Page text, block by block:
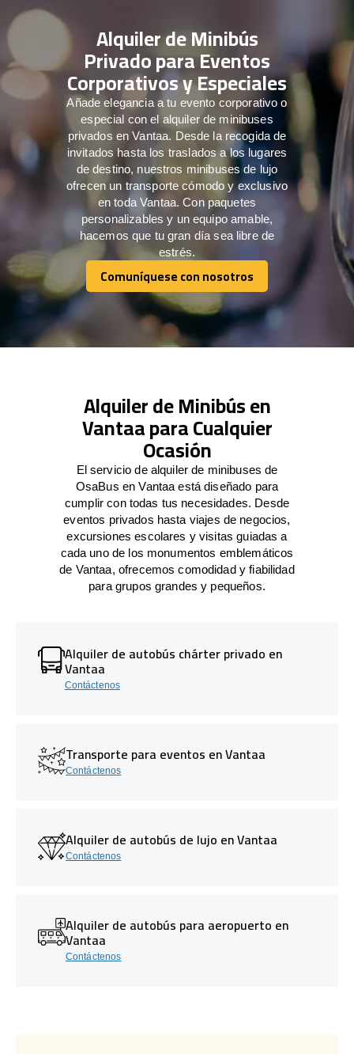
Alquiler de Minibús
Privado para Eventos
Corporativos y Especiales
Añade elegancia a tu evento corporativo o
especial con el alquiler de minibuses
privados en Vantaa. Desde la recogida de
invitados hasta los traslados a los lugares
de destino, nuestros minibuses de lujo
ofrecen un transporte cómodo y exclusivo
en toda Vantaa. Con paquetes
personalizables y un equipo amable,
hacemos que tu gran día sea libre de
estrés.
Comuníquese con nosotros
Comuníquese con nosotros
Alquiler de Minibús en
Vantaa para Cualquier
Ocasión
El servicio de alquiler de minibuses de
OsaBus en Vantaa está diseñado para
cumplir con todas tus necesidades. Desde
eventos privados hasta viajes de negocios,
excursiones escolares y visitas guiadas a
cada uno de los monumentos emblemáticos
de Vantaa, ofrecemos comodidad y fiabilidad
para grupos grandes y pequeños.
Alquiler de autobús chárter privado en
Vantaa
Contáctenos
Transporte para eventos en Vantaa
Contáctenos
Alquiler de autobús de lujo en Vantaa
Contáctenos
Alquiler de autobús para aeropuerto en
Vantaa
Contáctenos